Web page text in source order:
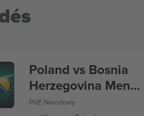
Poland vs Bosnia
Herzegovina Men's
Nations League
PGE Narodowy